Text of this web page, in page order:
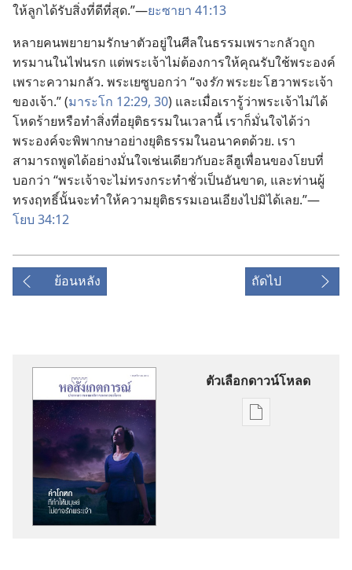
ให้​ลูก​ได้​รับ​สิ่ง​ที่​ดี​ที่​สุด.”—ยะซายา 41:13
หลาย​คน​พยายาม​รักษา​ตัว​อยู่​ใน​ศีล​ใน​ธรรม​เพราะ​กลัว​ถูก​
ทรมาน​ใน​ไฟ​นรก แต่​พระเจ้า​ไม่​ต้องการ​ให้​คุณ​รับใช้​พระองค์​
เพราะ​ความ​กลัว. พระ​เยซู​บอก​ว่า “จง​รักพระ​ยะโฮวา​พระเจ้า​
ของ​เจ้า.” (มาระโก 12:29, 30) และ​เมื่อ​เรา​รู้​ว่า​พระเจ้า​ไม่​ได้​
โหด​ร้าย​หรือ​ทำ​สิ่ง​ที่​อยุติธรรม​ใน​เวลา​นี้ เรา​ก็​มั่น​ใจ​ได้​ว่า​
พระองค์​จะ​พิพากษา​อย่าง​ยุติธรรม​ใน​อนาคต​ด้วย. เรา​
สามารถ​พูด​ได้​อย่าง​มั่น​ใจ​เช่น​เดียว​กับ​อะลีฮู​เพื่อน​ของ​โยบ​ที่​
บอก​ว่า “พระเจ้า​จะ​ไม่​ทรง​กระทำ​ชั่ว​เป็น​อัน​ขาด, และ​ท่าน​ผู้​
ทรง​ฤทธิ์​นั้น​จะ​ทำ​ให้​ความ​ยุติธรรม​เอนเอียง​ไป​มิ​ได้​เลย.”—
โยบ 34:12
ย้อนหลัง ถัดไป
ตัวเลือกดาวน์โหลด
ตัว